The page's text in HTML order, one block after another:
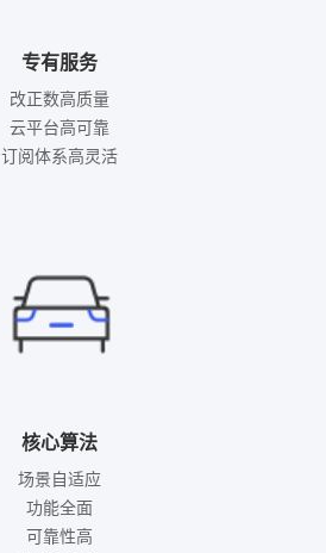
专有服务
改正数高质量
云平台高可靠
订阅体系高灵活
核心算法
场景自适应
功能全面
可靠性高